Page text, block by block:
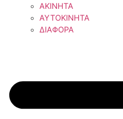
ΑΚΙΝΗΤΑ
ΑΥΤΟΚΙΝΗΤΑ
ΔΙΑΦΟΡΑ